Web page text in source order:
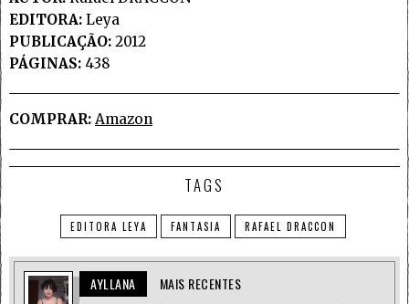
EDITORA: Leya
PUBLICAÇÃO: 2012
PÁGINAS: 438
COMPRAR: Amazon
TAGS
EDITORA LEYA FANTASIA RAFAEL DRACCON
AYLLANA MAIS RECENTES